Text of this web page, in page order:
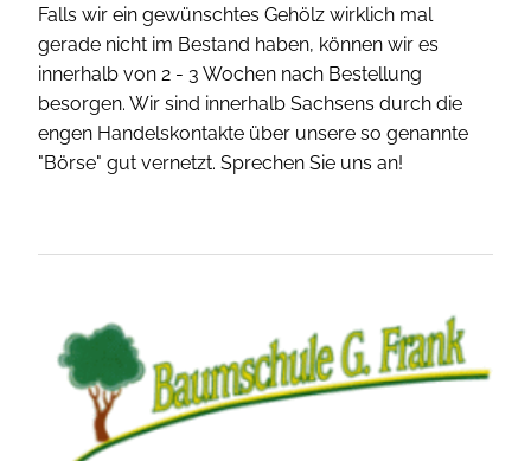
Falls wir ein gewünschtes Gehölz wirklich mal
gerade nicht im Bestand haben, können wir es
innerhalb von 2 - 3 Wochen nach Bestellung
besorgen. Wir sind innerhalb Sachsens durch die
engen Handelskontakte über unsere so genannte
"Börse" gut vernetzt. Sprechen Sie uns an!